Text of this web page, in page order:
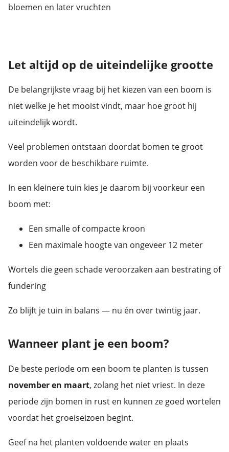
bloemen en later vruchten
Let altijd op de uiteindelijke grootte
De belangrijkste vraag bij het kiezen van een boom is
niet welke je het mooist vindt, maar hoe groot hij
uiteindelijk wordt.
Veel problemen ontstaan doordat bomen te groot
worden voor de beschikbare ruimte.
In een kleinere tuin kies je daarom bij voorkeur een
boom met:
Een smalle of compacte kroon
Een maximale hoogte van ongeveer 12 meter
Wortels die geen schade veroorzaken aan bestrating of
fundering
Zo blijft je tuin in balans — nu én over twintig jaar.
Wanneer plant je een boom?
De beste periode om een boom te planten is tussen
november en maart, zolang het niet vriest. In deze
periode zijn bomen in rust en kunnen ze goed wortelen
voordat het groeiseizoen begint.
Geef na het planten voldoende water en plaats